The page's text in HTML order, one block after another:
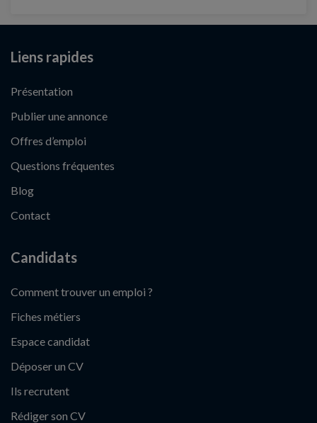
Liens rapides
Présentation
Publier une annonce
Offres d’emploi
Questions fréquentes
Blog
Contact
Candidats
Comment trouver un emploi ?
Fiches métiers
Espace candidat
Déposer un CV
Ils recrutent
Rédiger son CV